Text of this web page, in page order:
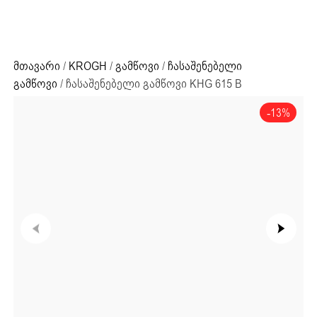
მთავარი / KROGH /გამწოვი / ჩასაშენებელი
გამწოვი / ჩასაშენებელი გამწოვი KHG 615 B
-13%